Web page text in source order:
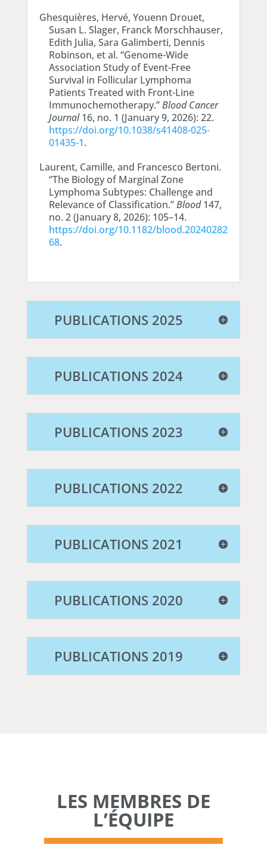
Ghesquières, Hervé, Youenn Drouet,
Susan L. Slager, Franck Morschhauser,
Edith Julia, Sara Galimberti, Dennis
Robinson, et al. “Genome-Wide
Association Study of Event-Free
Survival in Follicular Lymphoma
Patients Treated with Front-Line
Immunochemotherapy.”Blood Cancer
Journal16, no. 1 (January 9, 2026): 22.
https://doi.org/10.1038/s41408-025-
01435-1.
Laurent, Camille, and Francesco Bertoni.
“The Biology of Marginal Zone
Lymphoma Subtypes: Challenge and
Relevance of Classification.”Blood147,
no. 2 (January 8, 2026): 105–14.
https://doi.org/10.1182/blood.20240282
68.
PUBLICATIONS 2025
PUBLICATIONS 2024
PUBLICATIONS 2023
PUBLICATIONS 2022
PUBLICATIONS 2021
PUBLICATIONS 2020
PUBLICATIONS 2019
LES MEMBRES DE
L’ÉQUIPE